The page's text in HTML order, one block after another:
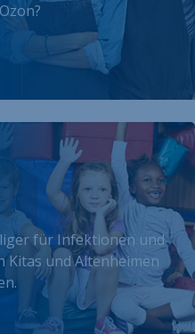
für Infektionen und
Kitas und Altenheimen